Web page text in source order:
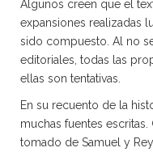
Algunos creen que el
expansiones realizadas
sido compuesto. Al no
editoriales, todas las
ellas son tentativas.
En su recuento de la
muchas fuentes
tomado de Samuel y